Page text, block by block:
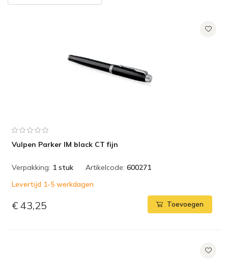
Vulpen Parker IM black CT fijn
Verpakking: 1 stuk Artikelcode: 600271
Levertijd 1-5 werkdagen
€ 43,25 Toevoegen